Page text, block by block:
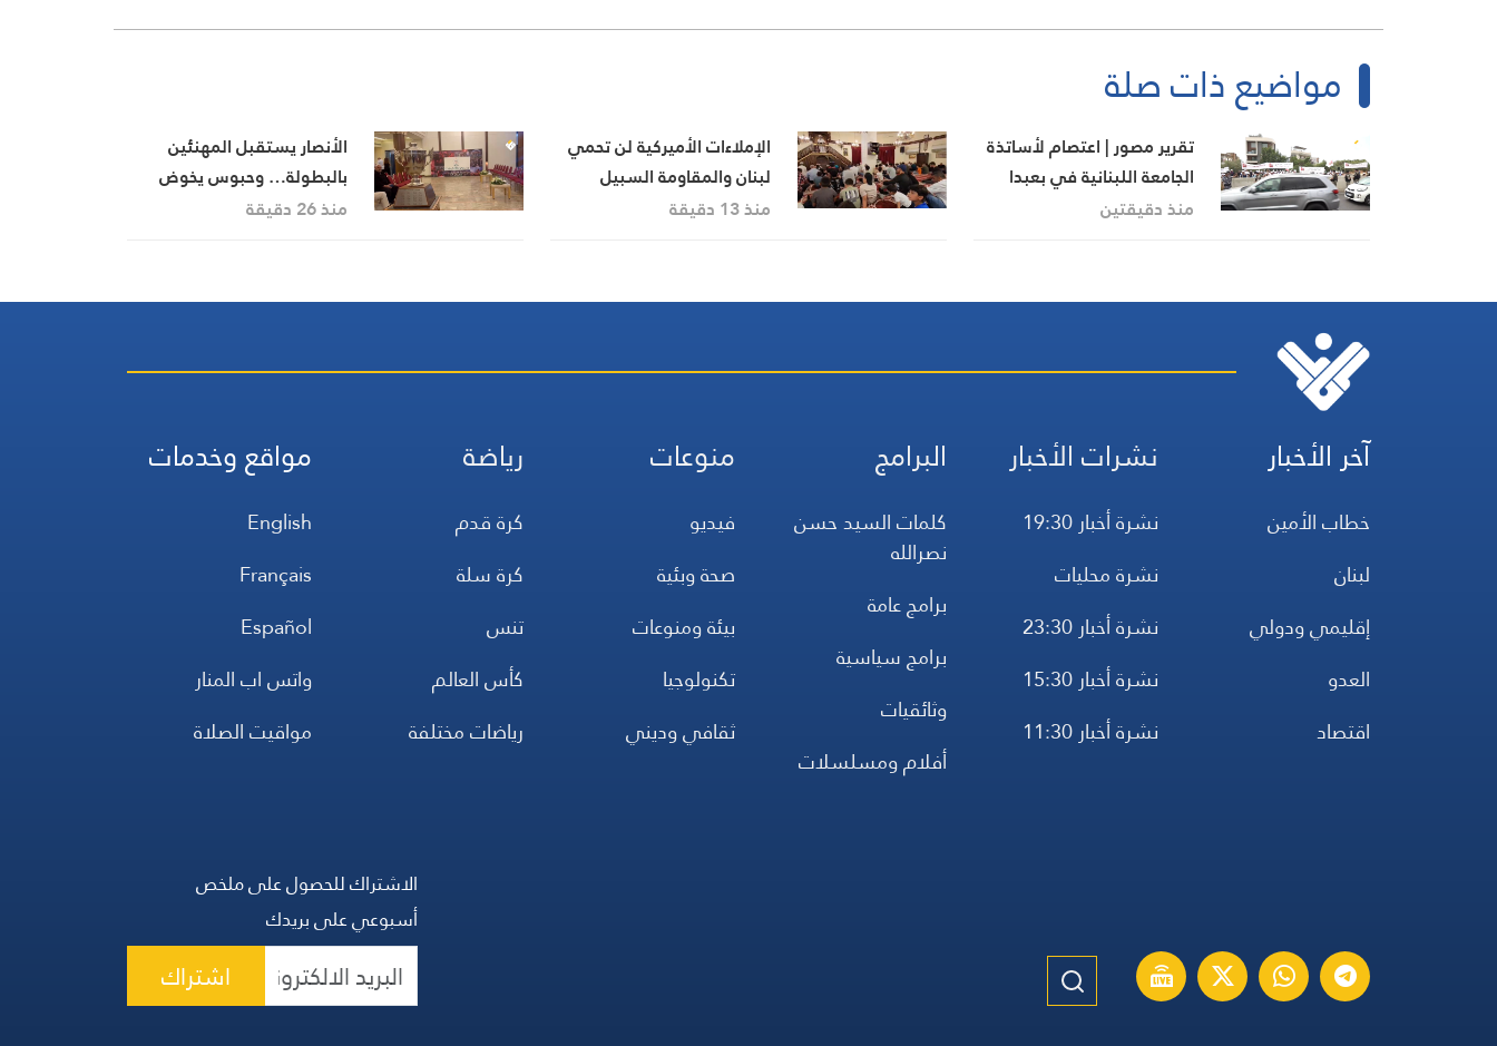
مواضيع ذات صلة
تقرير مصور | اعتصام لأساتذة
الجامعة اللبنانية في بعبدا
للمطالبة بإنجاز ملف التفرغ
منذ دقيقتين
الإملاءات الأميركية لن تحمي
لبنان والمقاومة السبيل
لمواجهة التحديات
منذ 13 دقيقة
الأنصار يستقبل المهنئين
بالبطولة… وحبوس يخوض
تجربة جديدة مع جويا
منذ 26 دقيقة
آخر الأخبار
خطاب الأمين
لبنان
إقليمي ودولي
العدو
اقتصاد
نشرات الأخبار
نشرة أخبار 19:30
نشرة محليات
نشرة أخبار 23:30
نشرة أخبار 15:30
نشرة أخبار 11:30
البرامج
كلمات السيد حسن
نصرالله
برامج عامة
برامج سياسية
وثائقيات
أفلام ومسلسلات
منوعات
فيديو
صحة وبئية
بيئة ومنوعات
تكنولوجيا
ثقافي وديني
رياضة
كرة قدم
كرة سلة
تنس
كأس العالم
رياضات مختلفة
مواقع وخدمات
English
Français
Español
واتس اب المنار
مواقيت الصلاة
الاشتراك للحصول على ملخص
أسبوعي على بريدك
اشتراك